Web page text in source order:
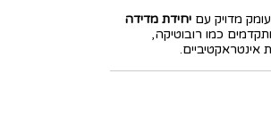
מדויק עםיחידת מדידה
כמו רובוטיקה,